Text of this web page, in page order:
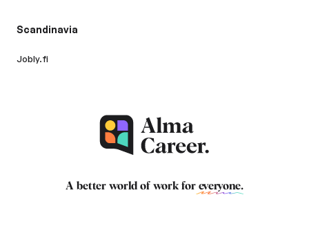
Scandinavia
Jobly.fi
A better world of work for everyone.